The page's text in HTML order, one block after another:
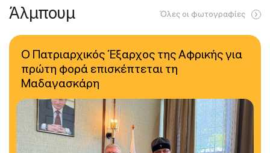
Άλμπουμ Όλες οι φωτογραφίες
Ο Πατριαρχικός Έξαρχος της Αφρικής για
πρώτη φορά επισκέπτεται τη
Μαδαγασκάρη